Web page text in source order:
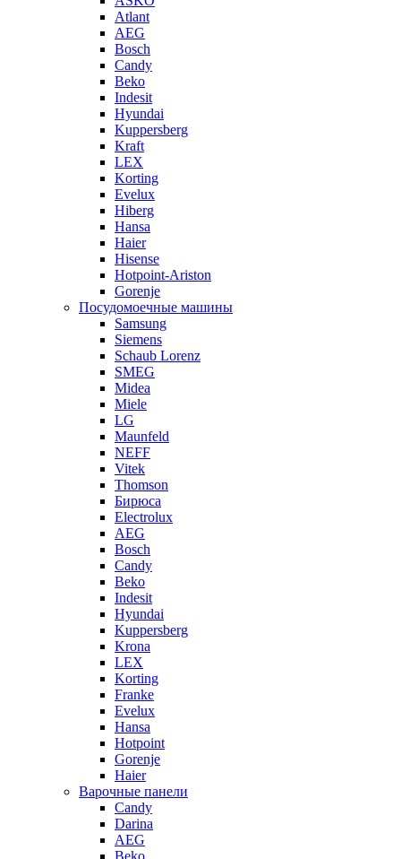
Atlant
AEG
Bosch
Candy
Beko
Indesit
Hyundai
Kuppersberg
Kraft
LEX
Korting
Evelux
Hiberg
Hansa
Haier
Hisense
Hotpoint-Ariston
Gorenje
Посудомоечные машины
Samsung
Siemens
Schaub Lorenz
SMEG
Midea
Miele
LG
Maunfeld
NEFF
Vitek
Thomson
Бирюса
Electrolux
AEG
Bosch
Candy
Beko
Indesit
Hyundai
Kuppersberg
Krona
LEX
Korting
Franke
Evelux
Hansa
Hotpoint
Gorenje
Haier
Варочные панели
Candy
Darina
AEG